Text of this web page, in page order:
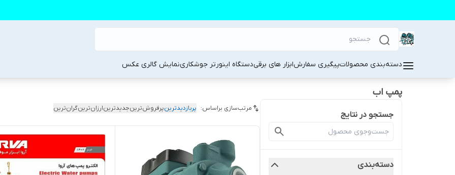
دسته‌بندی محصولاتپیگیری سفارشابزار های برقیدستگاه اینورتر جوشکارینمایش گالری عکس
پمپ اب
جستجو در نتایج
دسته‌بندی
مرتب‌سازی براساس: پربازدیدترینپرفروش‌ترینجدیدترینارزان‌ترینگران‌ترین